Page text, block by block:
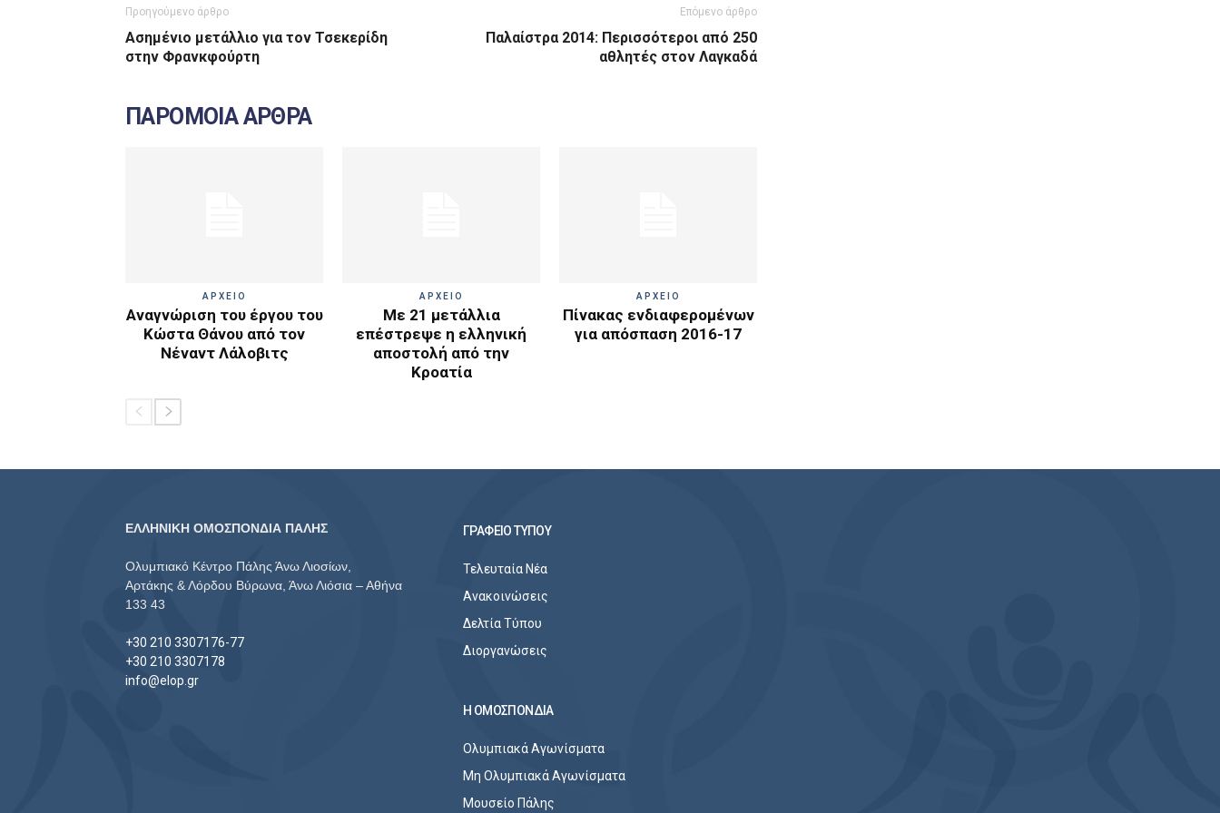
Προηγούμενο άρθρο
Ασημένιο μετάλλιο για τον Τσεκερίδη
στην Φρανκφούρτη
Επόμενο άρθρο
Παλαίστρα 2014: Περισσότεροι από 250
αθλητές στον Λαγκαδά
ΠΑΡΟΜΟΙΑ ΑΡΘΡΑ
ΑΡΧΕΙΟ
Αναγνώριση του έργου του
Κώστα Θάνου από τον
Νέναντ Λάλοβιτς
ΑΡΧΕΙΟ
Με 21 μετάλλια
επέστρεψε η ελληνική
αποστολή από την
Κροατία
ΑΡΧΕΙΟ
Πίνακας ενδιαφερομένων
για απόσπαση 2016-17
ΕΛΛΗΝΙΚΗ ΟΜΟΣΠΟΝΔΙΑ ΠΑΛΗΣ
Ολυμπιακό Κέντρο Πάλης Άνω Λιοσίων,
Αρτάκης & Λόρδου Βύρωνα, Άνω Λιόσια – Αθήνα
133 43
+30 210 3307176-77
+30 210 3307178
info@elop.gr
ΓΡΑΦΕΙΟ ΤΥΠΟΥ
Τελευταία Νέα
Ανακοινώσεις
Δελτία Τύπου
Διοργανώσεις
Η ΟΜΟΣΠΟΝΔΙΑ
Ολυμπιακά Αγωνίσματα
Μη Ολυμπιακά Αγωνίσματα
Μουσείο Πάλης